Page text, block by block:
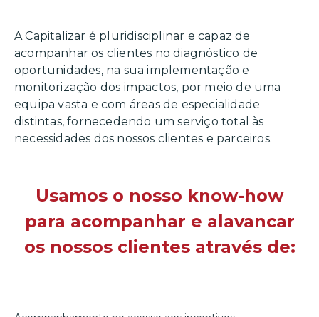
A Capitalizar é pluridisciplinar e capaz de
acompanhar os clientes no diagnóstico de
oportunidades, na sua implementação e
monitorização dos impactos, por meio de uma
equipa vasta e com áreas de especialidade
distintas, fornecedendo um serviço total às
necessidades dos nossos clientes e parceiros.
Usamos o nosso know-how
para acompanhar e alavancar
os nossos clientes através de: